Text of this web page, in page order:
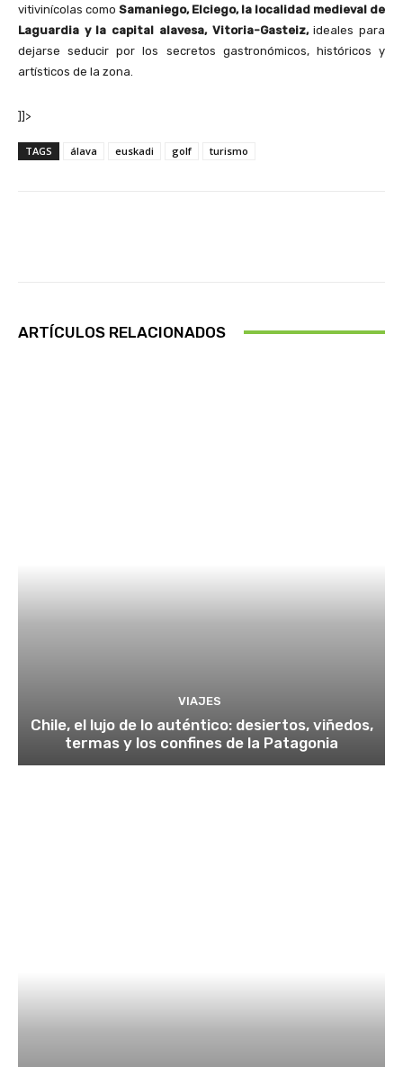
vitivinícolas como Samaniego, Elciego, la localidad medieval de
Laguardia y la capital alavesa, Vitoria-Gasteiz,ideales para
dejarse seducir por los secretos gastronómicos, históricos y
artísticos de la zona.
]]>
TAGS álava euskadi golf turismo
ARTÍCULOS RELACIONADOS
VIAJES
Chile, el lujo de lo auténtico: desiertos, viñedos,
termas y los confines de la Patagonia